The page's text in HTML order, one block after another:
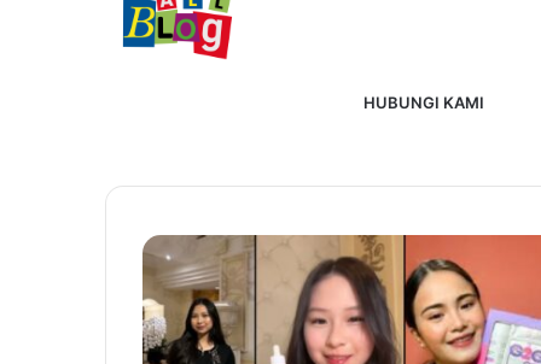
HUBUNGI KAMI
Home/Owner G2G
Owner G2G